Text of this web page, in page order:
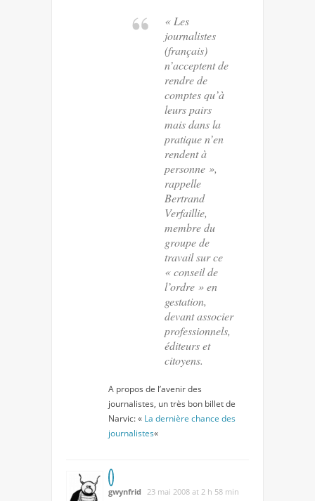
« Les
journalistes
(français)
n’acceptent de
rendre de
comptes qu’à
leurs pairs
mais dans la
pratique n’en
rendent à
personne »,
rappelle
Bertrand
Verfaillie,
membre du
groupe de
travail sur ce
« conseil de
l’ordre » en
gestation,
devant associer
professionnels,
éditeurs et
citoyens.
A propos de l’avenir des
journalistes, un très bon billet de
Narvic: « La dernière chance des
journalistes«
gwynfrid 23 mai 2008 at 2 h 58 min